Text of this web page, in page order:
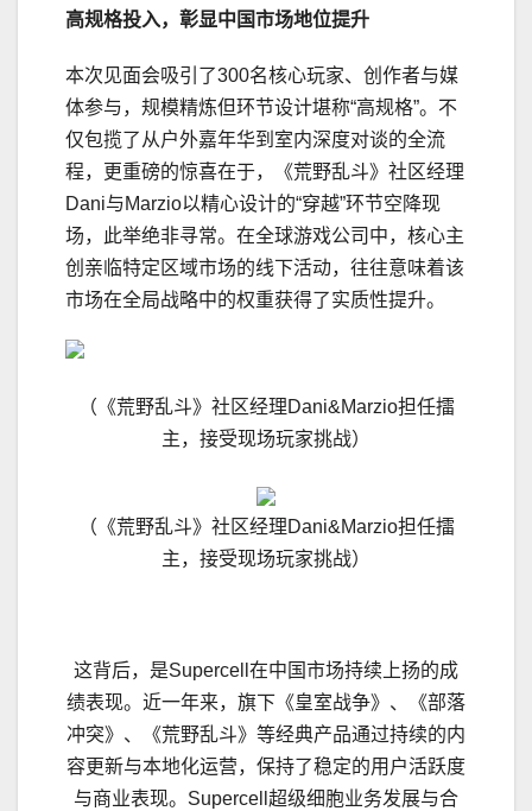
高规格投入，彰显中国市场地位提升
本次见面会吸引了300名核心玩家、创作者与媒
体参与，规模精炼但环节设计堪称“高规格”。不
仅包揽了从户外嘉年华到室内深度对谈的全流
程，更重磅的惊喜在于，《荒野乱斗》社区经理
Dani与Marzio以精心设计的“穿越”环节空降现
场，此举绝非寻常。在全球游戏公司中，核心主
创亲临特定区域市场的线下活动，往往意味着该
市场在全局战略中的权重获得了实质性提升。
（《荒野乱斗》社区经理Dani&Marzio担任擂
主，接受现场玩家挑战）
（《荒野乱斗》社区经理Dani&Marzio担任擂
主，接受现场玩家挑战）
这背后，是Supercell在中国市场持续上扬的成
绩表现。近一年来，旗下《皇室战争》、《部落
冲突》、《荒野乱斗》等经典产品通过持续的内
容更新与本地化运营，保持了稳定的用户活跃度
与商业表现。Supercell超级细胞业务发展与合